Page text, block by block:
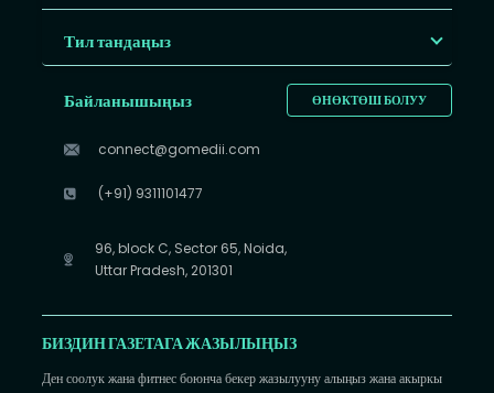
Тил тандаңыз
ӨНӨКТӨШ БОЛУУ
Байланышыңыз
connect@gomedii.com
(+91) 9311101477
96, block C, Sector 65, Noida,
Uttar Pradesh, 201301
БИЗДИН ГАЗЕТАГА ЖАЗЫЛЫҢЫЗ
Ден соолук жана фитнес боюнча бекер жазылууну алыңыз жана акыркы